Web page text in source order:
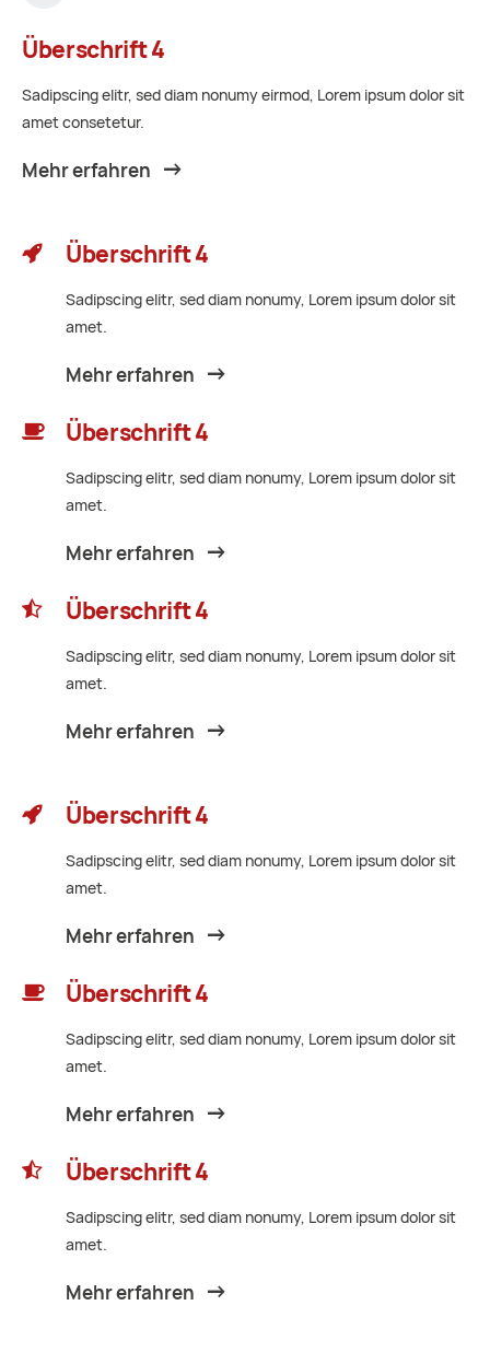
Überschrift 4
Sadipscing elitr, sed diam nonumy eirmod, Lorem ipsum dolor sit
amet consetetur.
Mehr erfahren
Überschrift 4
Sadipscing elitr, sed diam nonumy, Lorem ipsum dolor sit
amet.
Mehr erfahren
Überschrift 4
Sadipscing elitr, sed diam nonumy, Lorem ipsum dolor sit
amet.
Mehr erfahren
Überschrift 4
Sadipscing elitr, sed diam nonumy, Lorem ipsum dolor sit
amet.
Mehr erfahren
Überschrift 4
Sadipscing elitr, sed diam nonumy, Lorem ipsum dolor sit
amet.
Mehr erfahren
Überschrift 4
Sadipscing elitr, sed diam nonumy, Lorem ipsum dolor sit
amet.
Mehr erfahren
Überschrift 4
Sadipscing elitr, sed diam nonumy, Lorem ipsum dolor sit
amet.
Mehr erfahren